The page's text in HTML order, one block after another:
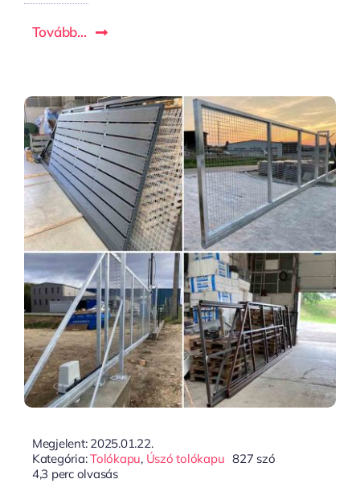
Tovább...
Megjelent: 2025.01.22.
Kategória:Tolókapu, Úszó tolókapu 827 szó
4,3 perc olvasás